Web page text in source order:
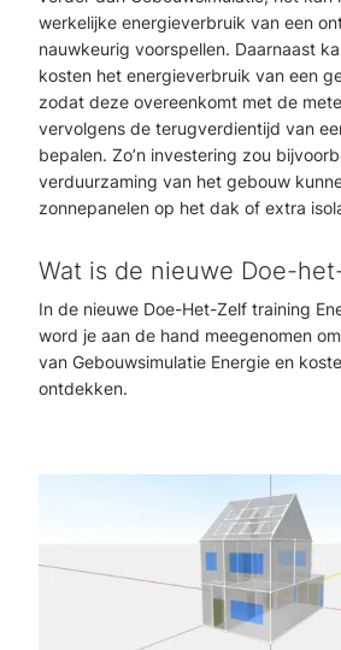
werkelijke energieverbruik van een
nauwkeurig voorspellen. Daarnaast
kosten het energieverbruik van een
zodat deze overeenkomt met de
vervolgens de terugverdientijd van
bepalen. Zo’n investering zou
verduurzaming van het gebouw
zonnepanelen op het dak of extra
Wat is de nieuwe Doe-
In de nieuwe Doe-Het-Zelf training
word je aan de hand meegenomen
van Gebouwsimulatie Energie en
ontdekken.